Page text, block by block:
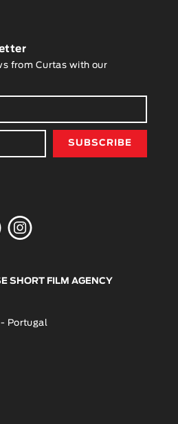
from Curtas with our
K
SHORT FILM AGENCY
Portugal